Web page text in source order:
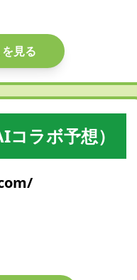
見る
ラボ予想）